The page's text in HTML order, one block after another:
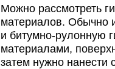
Можно рассмотреть
материалов. Обычно
и битумно-рулонную
материалами,
затем нужно нанести